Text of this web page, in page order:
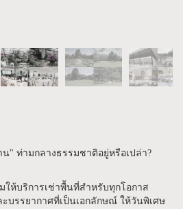
" ท่ามกลางธรรมชาติอยู่หรือเปล่า?
ให้บริการเช่าพื้นที่สำหรับทุกโอกาส
บรรยากาศที่เป็นเอกลักษณ์ ให้วันพิเศษ